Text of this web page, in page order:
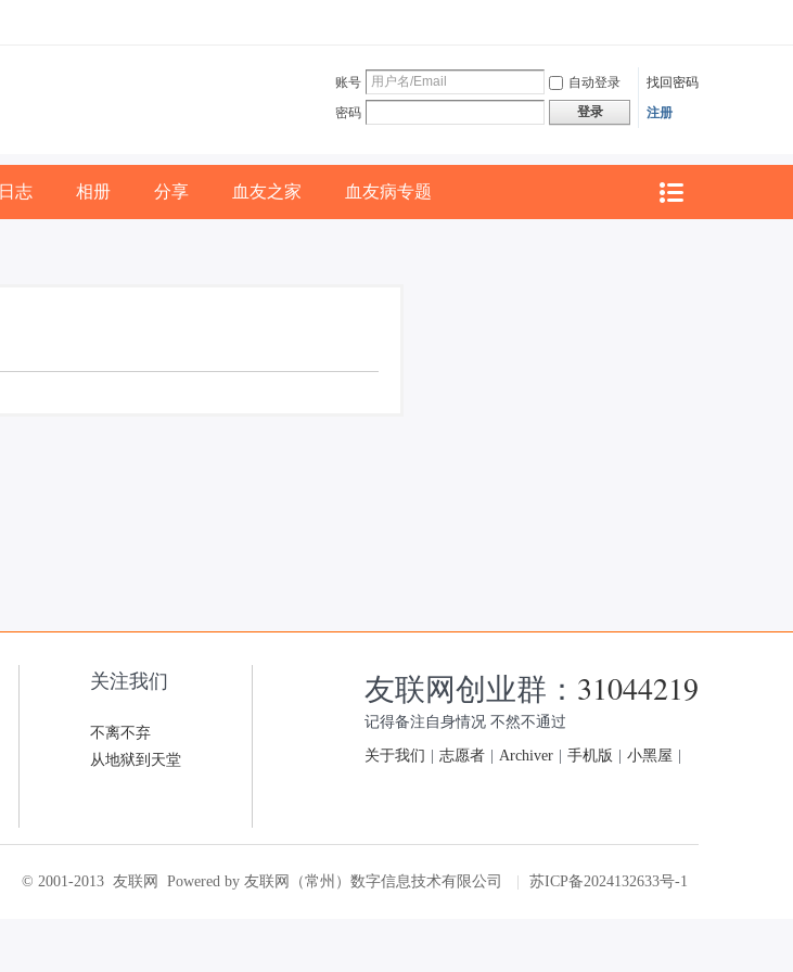
账号 自动登录
找回密码
密码
登录 注册
日志 相册 分享 血友之家 血友病专题
关注我们
不离不弃
从地狱到天堂
友联网创业群： 31044219
记得备注自身情况 不然不通过
关于我们 志愿者 Archiver 手机版 小黑屋
© 2001-2013 友联网 Powered by 友联网（常州）数字信息技术有限公司 苏ICP备2024132633号-1